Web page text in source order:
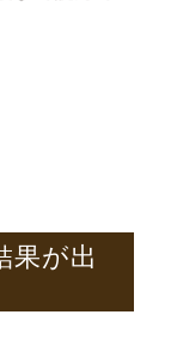
果が出